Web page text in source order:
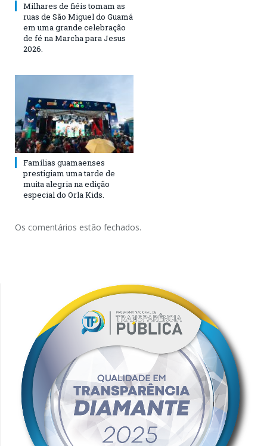
Milhares de fiéis tomam as
ruas de São Miguel do Guamá
em uma grande celebração
de fé na Marcha para Jesus
2026.
Famílias guamaenses
prestigiam uma tarde de
muita alegria na edição
especial do Orla Kids.
Os comentários estão fechados.